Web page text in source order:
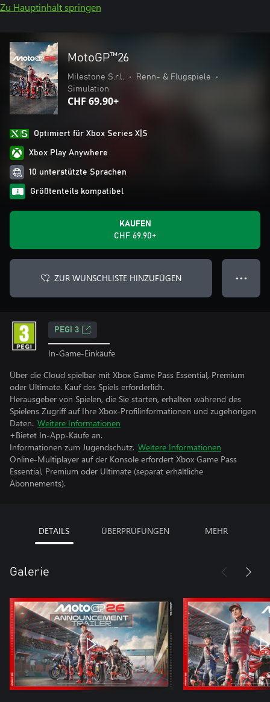
Zu Hauptinhalt springen
MotoGP™26
Milestone S.r.l. • Renn- & Flugspiele
•
Simulation
CHF 69.90+
Optimiert für Xbox Series X|S
Xbox Play Anywhere
10 unterstützte Sprachen
Größtenteils kompatibel
KAUFEN
CHF 69.90+
ZUR WUNSCHLISTE HINZUFÜGEN ● ● ●
PEGI 3
In-Game-Einkäufe
Über die Cloud spielbar mit Xbox Game Pass Essential, Premium
oder Ultimate. Kauf des Spiels erforderlich.
Herausgeber von Spielen, die Sie starten, erhalten während des
Spielens Zugriff auf Ihre Xbox-Profilinformationen und zugehörigen
Daten. Weitere Informationen
+Bietet In-App-Käufe an.
Informationen zum Jugendschutz. Weitere Informationen
Online-Multiplayer auf der Konsole erfordert Xbox Game Pass
Essential, Premium oder Ultimate (separat erhältliche
Abonnements).
DETAILS ÜBERPRÜFUNGEN MEHR
Galerie